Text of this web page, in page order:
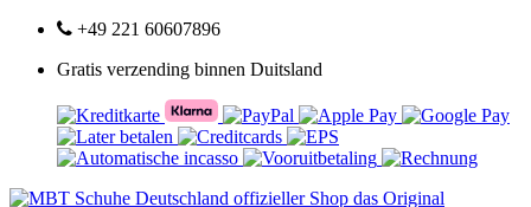
+49 221 60607896
Gratis verzending binnen Duitsland